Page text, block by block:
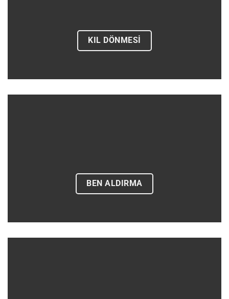
KIL DÖNMESİ
BEN ALDIRMA